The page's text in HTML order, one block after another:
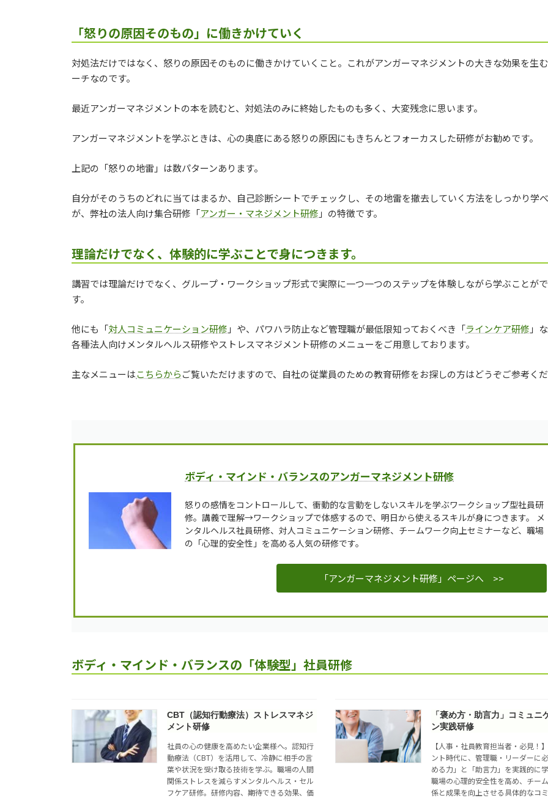
「怒りの原因そのもの」に働きかけていく
対処法だけではなく、怒りの原因そのものに働きかけていくこと。これがアンガーマネジメントの大きな効果を生
ーチなのです。
最近アンガーマネジメントの本を読むと、対処法のみに終始したものも多く、大変残念に思います。
アンガーマネジメントを学ぶときは、心の奥底にある怒りの原因にもきちんとフォーカスした研修がお勧めです。
上記の「怒りの地雷」は数パターンあります。
自分がそのうちのどれに当てはまるか、自己診断シートでチェックし、その地雷を撤去していく方法をしっかり学
が、弊社の法人向け集合研修「アンガー・マネジメント研修 」の特徴です。
理論だけでなく、体験的に学ぶことで身につきます。
講習では理論だけでなく、グループ・ワークショップ形式で実際に一つ一つのステップを体験しながら学ぶことが
す。
他にも「対人コミュニケーション研修 」や、パワハラ防止など管理職が最低限知っておくべき「ラインケア研修 」
各種法人向けメンタルヘルス研修やストレスマネジメント研修のメニューをご用意しております。
主なメニューはこちらからご覧いただけますので、自社の従業員のための教育研修をお探しの方はどうぞご参考く
ボディ・マインド・バランスのアンガーマネジメント研修
怒りの感情をコントロールして、衝動的な言動をしないスキルを学ぶワークショップ型社員研
修。講義で理解→ワークショップで体感するので、明日から使えるスキルが身につきます。 メ
ンタルヘルス社員研修、対人コミュニケーション研修、チームワーク向上セミナーなど、職場
の「心理的安全性」を高める人気の研修です。
「アンガーマネジメント研修」ページへ >>
ボディ・マインド・バランスの「体験型」社員研修
CBT（認知行動療法）ストレスマネジ
メント研修
社員の心の健康を高めたい企業様へ。認知行
動療法（CBT）を活用して、冷静に相手の言
葉や状況を受け取る技術を学ぶ。職場の人間
関係ストレスを減らすメンタルヘルス・セル
フケア研修。研修内容、期待できる効果、価
「褒め方・助言力」コミュニ
ン実践研修
【人事・社員教育担当者・必見！
ント時代に、管理職・リーダーに
める力」と「助言力」を実践的に
職場の心理的安全性を高め、チー
係と成果を向上させる具体的なコ